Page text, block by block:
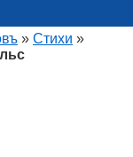
» Стихи »